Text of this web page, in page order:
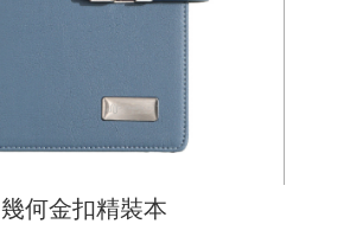
幾何金扣精裝本